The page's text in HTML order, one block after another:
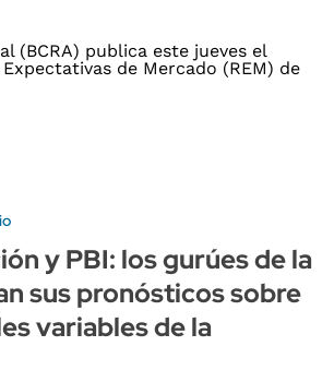
y PBI: los gurúes de la
sus pronósticos sobre
variables de la